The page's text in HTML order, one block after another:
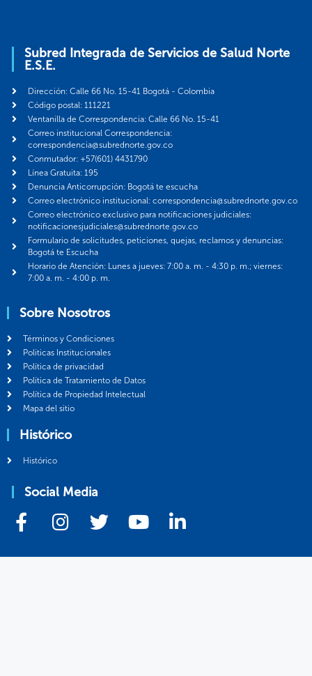
Subred Integrada de Servicios de Salud Norte
E.S.E.
Dirección: Calle 66 No. 15-41 Bogotá - Colombia
Código postal: 111221
Ventanilla de Correspondencia: Calle 66 No. 15-41
Correo institucional Correspondencia:
correspondencia@subrednorte.gov.co
Conmutador: +57(601) 4431790
Línea Gratuita: 195
Denuncia Anticorrupción: Bogotá te escucha
Correo electrónico institucional: correspondencia@subrednorte.gov.co
Correo electrónico exclusivo para notificaciones judiciales:
notificacionesjudiciales@subrednorte.gov.co
Formulario de solicitudes, peticiones, quejas, reclamos y denuncias:
Bogotá te Escucha
Horario de Atención: Lunes a jueves: 7:00 a. m. - 4:30 p. m.; viernes:
7:00 a. m. - 4:00 p. m.
Sobre Nosotros
Términos y Condiciones
Politicas Institucionales
Política de privacidad
Política de Tratamiento de Datos
Política de Propiedad Intelectual
Mapa del sitio
Histórico
Histórico
Social Media